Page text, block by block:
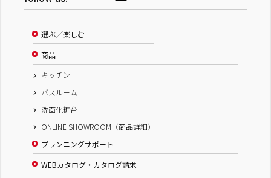
選ぶ／楽しむ
商品
キッチン
バスルーム
洗面化粧台
ONLINE SHOWROOM（商品詳細）
プランニングサポート
WEBカタログ・カタログ請求